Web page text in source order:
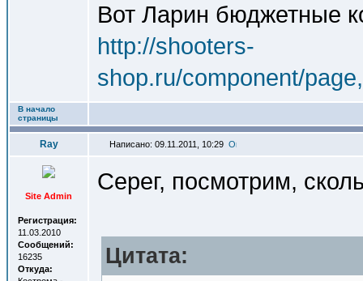
Вот Ларин бюджетные
http://shooters-
shop.ru/component/
В начало
страницы
Ray Написано: 09.11.2011, 10:29
Site Admin
Регистрация:
11.03.2010
Сообщений:
16235
Откуда:
Серег, посмотрим,
Цитата: